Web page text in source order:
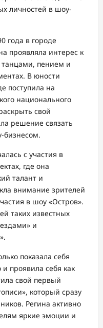
личностей в шоу-
года в городе
проявляла интерес к
танцами, пением и
В юности
поступила на
национального
свой
решение связать
бизнесом.
с участия в
где она
талант и
внимание зрителей
в шоу «Остров».
таких известных
и
показала себя
проявила себя как
свой первый
который сразу
Регина активно
яркие эмоции и